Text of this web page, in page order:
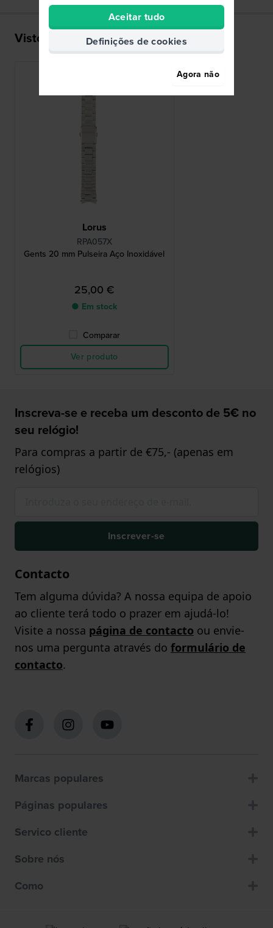
Visto recentemente
Lorus
RPA057X
Gents 20 mm Pulseira Aço Inoxidável
25,00 €
● Em stock
Comparar
Ver produto
Inscreva-se e receba um desconto de 5€ no
seu relógio!
Para compras a partir de €75,- (apenas em
relógios)
Inscrever-se
Contacto
Tem alguma dúvida? A nossa equipa de apoio
ao cliente terá todo o prazer em ajudá-lo!
Visite a nossa página de contacto ou envie-
nos uma pergunta através do formulário de
contacto.
Marcas populares
Páginas populares
Servico cliente
Sobre nós
Como
Aceitar tudo
Definições de cookies
Agora não